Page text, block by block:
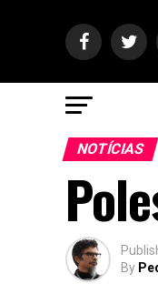
NOTÍCIAS
By